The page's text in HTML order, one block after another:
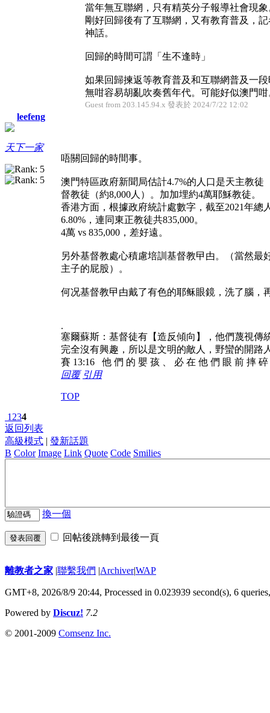
leefeng
天下一家
當年無互聯網，只有精英分子報導社會現象
剛好回歸後有了互聯網，又有教育普及，
神話。
回歸的時間可謂「生不逢時」
如果回歸揀返等教育普及和互聯網普及一
無咁容易胡亂吹奏舊年代。可能好似澳門咁
Guest from 203.145.94.x 發表於 2024/7/22 12:02
唔關回歸的時間事。
澳門特區政府新聞局估計4.7%的人口是天主教
督教徒（約8,000人）。加加埋約4萬耶穌教徒。
香港方面，根據政府統計處數字，截至2021年總
6.80%，連同東正教徒共835,000。
4萬 vs 835,000，差好遠。
另外基督教處心積慮培訓基督教曱甴。（當然
主子的屁股）。
何况基督教曱甴戴了有色的耶稣眼鏡，洗了腦，
.
塞爾蘇斯：基督徒有【造反傾向】，他們蔑視傳
完全沒有興趣，所以是文明的敵人，野蠻的開路
賽 13:16 他 們 的 嬰 孩 、 必 在 他 們 眼 前 摔
回覆 引用
TOP
1 234
返回列表
高級模式 | 發新話題
B Color Image Link Quote Code Smilies
換一個
發表回覆 回帖後跳轉到最後一頁
離教者之家 |聯繫我們 |Archiver|WAP
GMT+8, 2026/8/9 20:44, Processed in 0.023939 second(s), 6
Powered by Discuz! 7.2
© 2001-2009 Comsenz Inc.